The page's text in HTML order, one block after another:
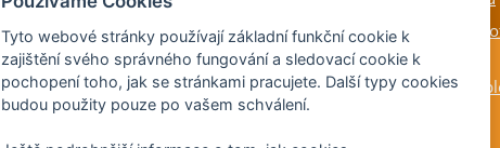
Dostupnost, výška a
rostlin
Kdy citrusy kvetou a
Tyto webové stránky používají základní funkční cookie k
zajištění svého správného fungování a sledovací cookie k
pochopení toho, jak se stránkami pracujete. Další typy cookies
budou použity pouze po vašem schválení.